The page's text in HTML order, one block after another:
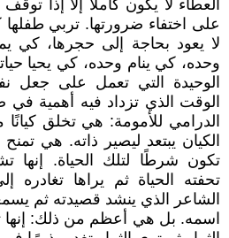
العطاء لا يكون كاملاً إلا إذا
على اختفاء ضرورتها. تربي
لا يعود بحاجة إلى حجرها، كي
وحده، كي ينام وحده، كي يحيا
الوحيدة التي تعمل على جعل
الوقت الذي تزداد فيه أهمية
الدرامي للأمومة: هي تخلق كيانًا
الكيان يبتعد ليصير ذاته. هي
تكون شرطًا لتلك الحياة. إنها
تحفته الحياة ثم يراها تغادره
الشاعر الذي ينشد قصيدته ثم
اسمه. بل هي أعظم من ذلك: إنها